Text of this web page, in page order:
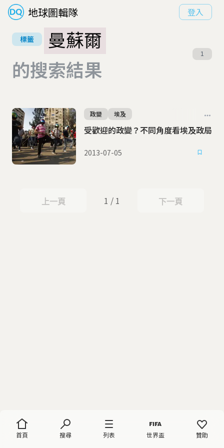
地球圖輯隊 登入
首頁 搜尋 列表 世界盃 贊助
標籤
曼蘇爾
的搜索結果
1
受歡迎的政變？不同角度看埃及政局
政變 埃及
2013-07-05
上一頁
上一頁 1 / 1 下一頁
下一頁